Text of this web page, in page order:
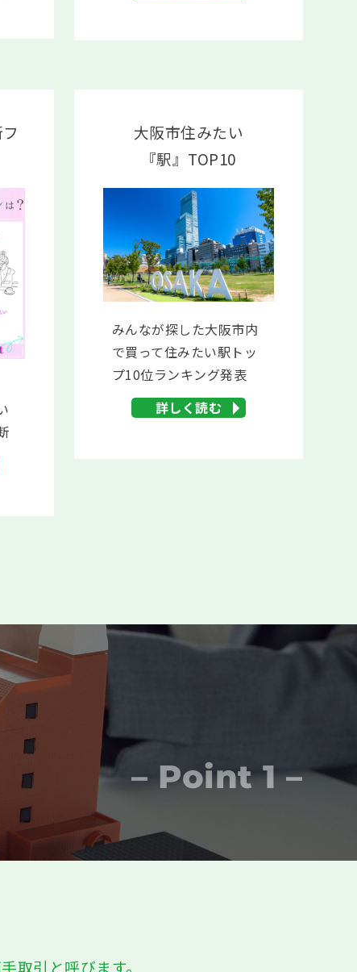
大阪市住みたい
『駅』TOP10
みんなが探した大阪市内
で買って住みたい駅トッ
プ10位ランキング発表
詳しく読む
– Point 1 –
取引と呼びます。